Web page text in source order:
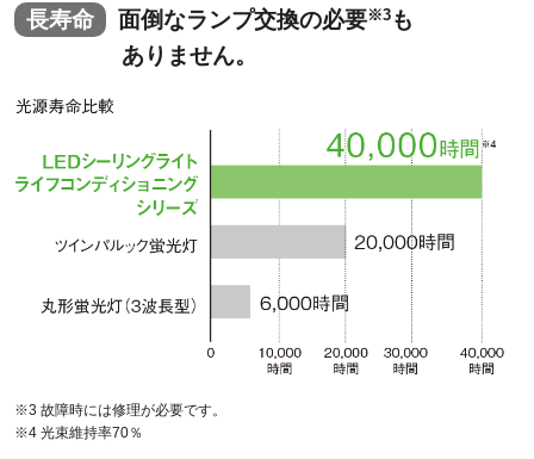
長寿命 面倒なランプ交換の必要※3も
ありません。
※3 故障時には修理が必要です。
※4 光束維持率70％